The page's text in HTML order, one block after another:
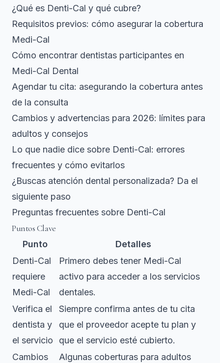
¿Qué es Denti-Cal y qué cubre?
Requisitos previos: cómo asegurar la cobertura
Medi-Cal
Cómo encontrar dentistas participantes en
Medi-Cal Dental
Agendar tu cita: asegurando la cobertura antes
de la consulta
Cambios y advertencias para 2026: límites para
adultos y consejos
Lo que nadie dice sobre Denti-Cal: errores
frecuentes y cómo evitarlos
¿Buscas atención dental personalizada? Da el
siguiente paso
Preguntas frecuentes sobre Denti-Cal
Puntos Clave
Punto
Detalles
Denti-Cal
requiere
Medi-Cal
Primero debes tener Medi-Cal
activo para acceder a los servicios
dentales.
Verifica el
dentista y
el servicio
Siempre confirma antes de tu cita
que el proveedor acepte tu plan y
que el servicio esté cubierto.
Cambios
Algunas coberturas para adultos